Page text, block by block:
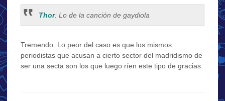
Thor: Lo de la canción de gaydiola
Tremendo. Lo peor del caso es que los mismos
periodistas que acusan a cierto sector del madridismo de
ser una secta son los que luego ríen este tipo de gracias.